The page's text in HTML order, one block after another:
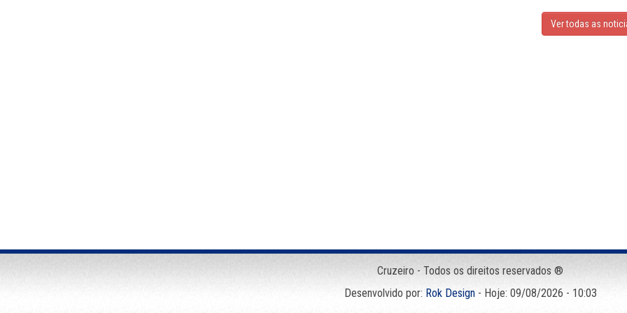
Ver todas as
Cruzeiro - Todos os direitos reservados ®
Desenvolvido por: Rok Design- Hoje: 09/08/2026 - 10:03